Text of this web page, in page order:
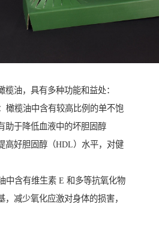
油，具有多种功能和益处：
橄榄油中含有较高比例的单不饱
助于降低血液中的坏胆固醇
高好胆固醇（HDL）水平，对健
中含有维生素 E 和多等抗氧化物
，减少氧化应激对身体的损害，